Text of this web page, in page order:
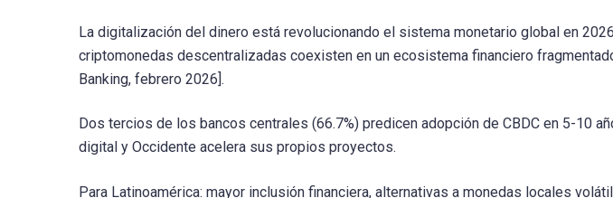
La digitalización del dinero está revolucionando el sistema monetario global en
criptomonedas descentralizadas coexisten en un ecosistema financiero
Banking, febrero 2026].
Dos tercios de los bancos centrales (66.7%) predicen adopción de CBDC en 5-10
digital y Occidente acelera sus propios proyectos.
Para Latinoamérica: mayor inclusión financiera, alternativas a monedas locales